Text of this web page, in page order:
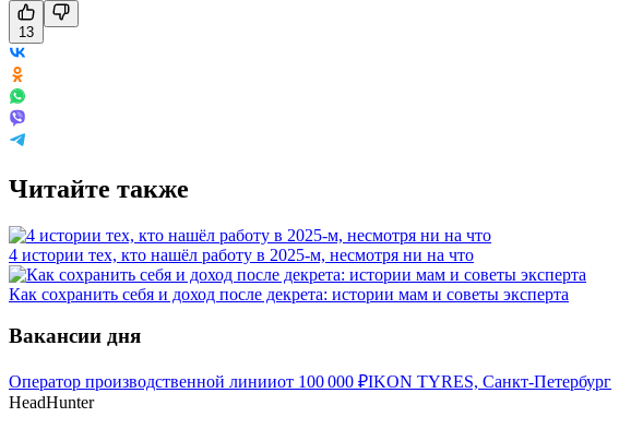
13
Читайте также
4 истории тех, кто нашёл работу в 2025-м, несмотря ни на что
Как сохранить себя и доход после декрета: истории мам и советы эксперта
Вакансии дня
Оператор производственной линииот 100 000 ₽IKON TYRES, Санкт-Петербург
HeadHunter